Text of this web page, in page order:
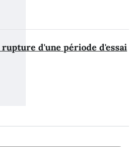
d'une période d'essai